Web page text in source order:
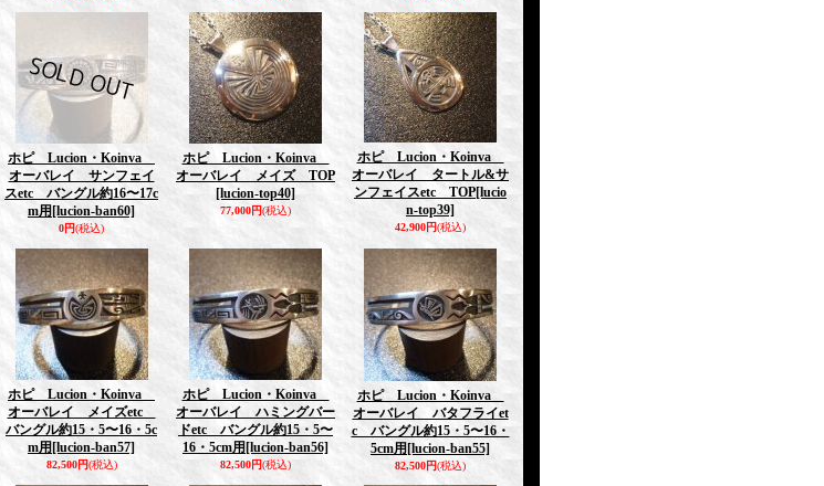
ホピ Lucion・Koinva
オーバレイ サンフェイ
スetc バングル約16〜17c
m用 [lucion-ban60]
0円(税込)
ホピ Lucion・Koinva
オーバレイ メイズ TOP
[lucion-top40]
77,000円(税込)
ホピ Lucion・Koinva
オーバレイ タートル&サ
ンフェイスetc TOP[lucio
n-top39]
42,900円(税込)
ホピ Lucion・Koinva
オーバレイ メイズetc
バングル約15・5〜16・5c
m用 [lucion-ban57]
82,500円(税込)
ホピ Lucion・Koinva
オーバレイ ハミングバー
ドetc バングル約15・5〜
16・5cm用 [lucion-ban56]
82,500円(税込)
ホピ Lucion・Koinva
オーバレイ バタフライet
c バングル約15・5〜16・
5cm用 [lucion-ban55]
82,500円(税込)